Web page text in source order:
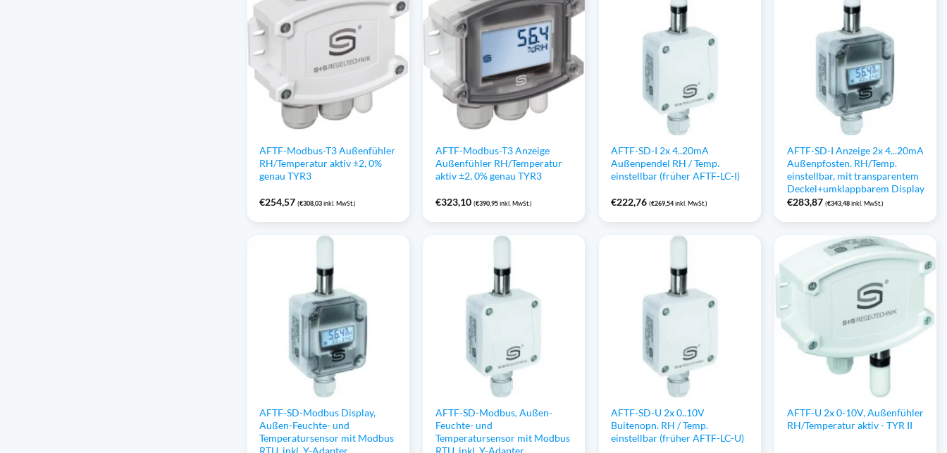
AFTF-Modbus-T3 Außenfühler
RH/Temperatur aktiv ±2, 0%
genau TYR3
€254,57 (€308,03inkl. MwSt.)
AFTF-Modbus-T3 Anzeige
Außenfühler RH/Temperatur
aktiv ±2, 0% genau TYR3
€323,10 (€390,95inkl. MwSt.)
AFTF-SD-I 2x 4..20mA
Außenpendel RH / Temp.
einstellbar (früher AFTF-LC-I)
€222,76 (€269,54inkl. MwSt.)
AFTF-SD-I Anzeige 2x 4...20mA
Außenpfosten. RH/Temp.
einstellbar, mit transparentem
Deckel+umklappbarem Display
€283,87 (€343,48inkl. MwSt.)
AFTF-SD-Modbus Display,
Außen-Feuchte- und
Temperatursensor mit Modbus
RTU, inkl. Y-Adapter
AFTF-SD-Modbus, Außen-
Feuchte- und
Temperatursensor mit Modbus
RTU, inkl. Y-Adapter
AFTF-SD-U 2x 0..10V
Buitenopn. RH / Temp.
einstellbar (früher AFTF-LC-U)
AFTF-U 2x 0-10V, Außenfühler
RH/Temperatur aktiv - TYR II